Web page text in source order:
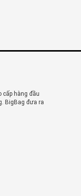
cấp hàng đầu
BigBag đưa ra